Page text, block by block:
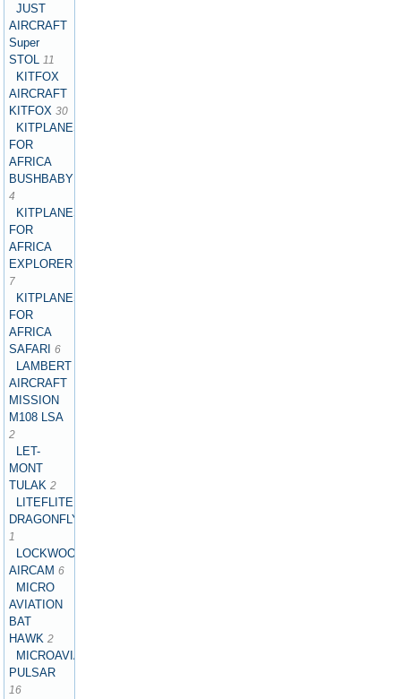
JUST
AIRCRAFT
Super
STOL 11
KITFOX
AIRCRAFT
KITFOX 30
KITPLANES
FOR
AFRICA
BUSHBABY
4
KITPLANES
FOR
AFRICA
EXPLORER
7
KITPLANES
FOR
AFRICA
SAFARI
6
LAMBERT
AIRCRAFT
MISSION
M108 LSA
2
LET-
MONT
TULAK 2
LITEFLITE
DRAGONFLY
1
LOCKWOOD
AIRCAM6
MICRO
AVIATION
BAT
HAWK 2
MICROAVIATION
PULSAR
16